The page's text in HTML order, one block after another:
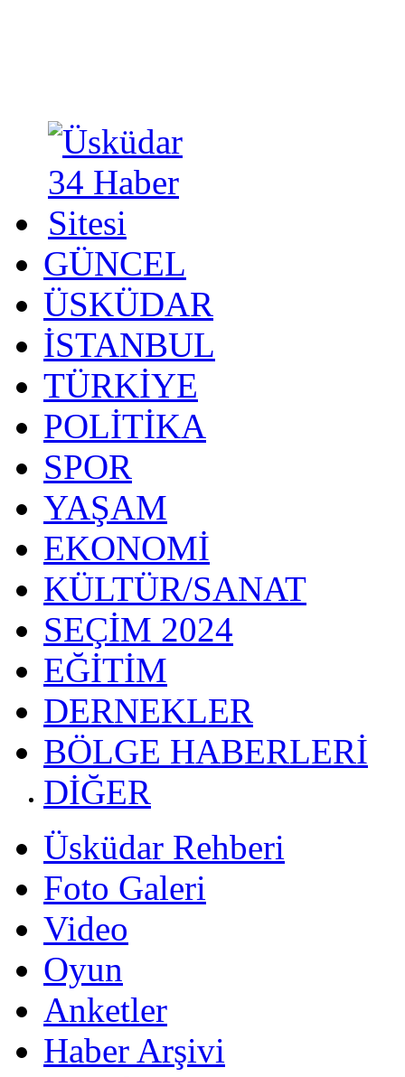
GÜNCEL
ÜSKÜDAR
İSTANBUL
TÜRKİYE
POLİTİKA
SPOR
YAŞAM
EKONOMİ
KÜLTÜR/SANAT
SEÇİM 2024
EĞİTİM
DERNEKLER
BÖLGE HABERLERİ
DİĞER
Üsküdar Rehberi
Foto Galeri
Video
Oyun
Anketler
Haber Arşivi